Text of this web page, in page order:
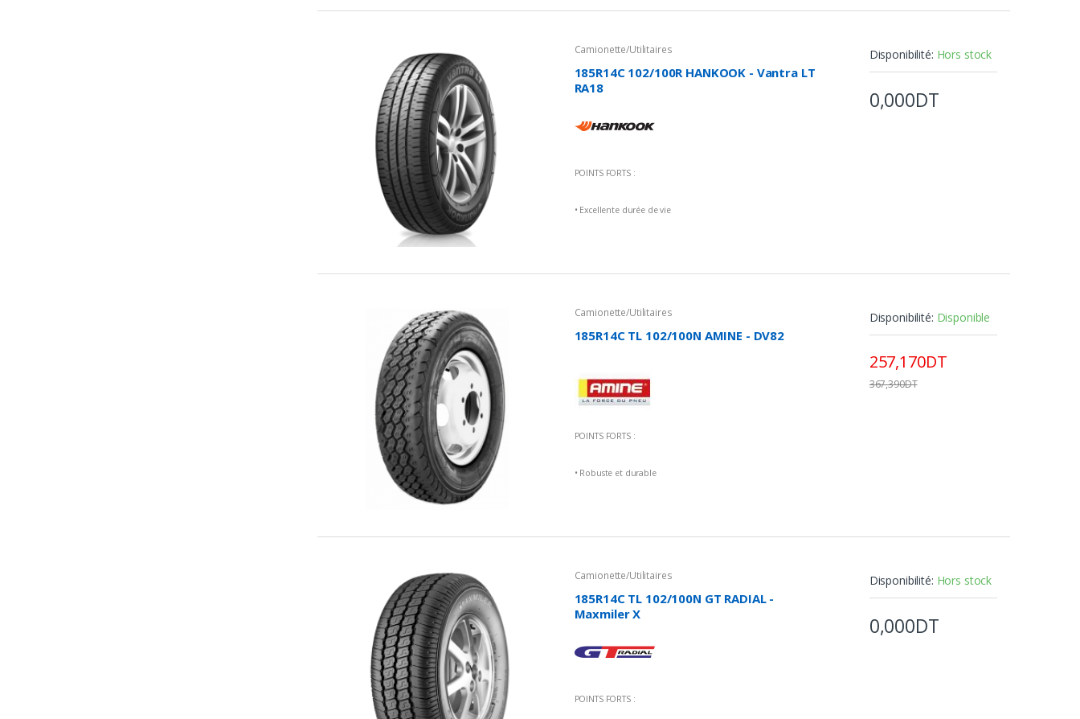
Camionette/Utilitaires
185R14C 102/100R HANKOOK - Vantra LT
RA18
POINTS FORTS :
• Excellente durée de vie
Disponibilité: Hors stock
0,000DT
Camionette/Utilitaires
185R14C TL 102/100N AMINE - DV82
POINTS FORTS :
• Robuste et durable
Disponibilité: Disponible
257,170DT
367,390DT
Camionette/Utilitaires
185R14C TL 102/100N GT RADIAL -
Maxmiler X
POINTS FORTS :
Disponibilité: Hors stock
0,000DT